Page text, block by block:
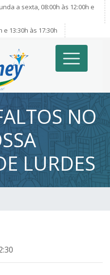
a sexta, 08:00h às 12:00h e
e 13:30h às 17:30h
NO
LURDES